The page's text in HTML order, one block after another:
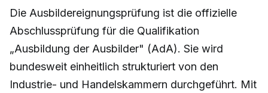
Die Ausbildereignungsprüfung ist die offizielle
Abschlussprüfung für die Qualifikation
„Ausbildung der Ausbilder" (AdA). Sie wird
bundesweit einheitlich strukturiert von den
Industrie- und Handelskammern durchgeführt. Mit